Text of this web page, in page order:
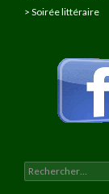
> Soirée littéraire
Rechercher :